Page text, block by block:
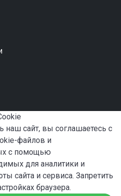
наш сайт, вы соглашаетесь с
файлов и
с помощью
для аналитики и
сайта и сервиса. Запретить
браузера.